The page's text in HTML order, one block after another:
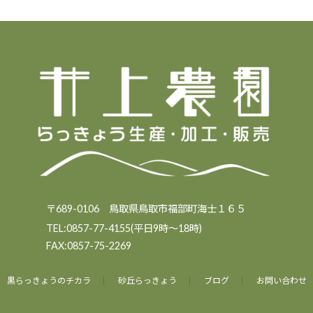
〒689-0106 鳥取県鳥取市福部町海士１６５
TEL:0857-77-4155(平日9時～18時)
FAX:0857-75-2269
黒らっきょうのチカラ 砂丘らっきょう ブログ お問い合わせ